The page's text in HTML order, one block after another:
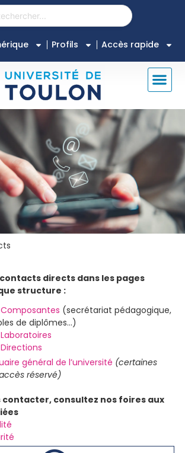
Profils Accès rapide
directs dans les pages
structure :
(secrétariat pédagogique,
de diplômes…)
général de l’université (certaines
réservé)
contacter, consultez nos foires aux